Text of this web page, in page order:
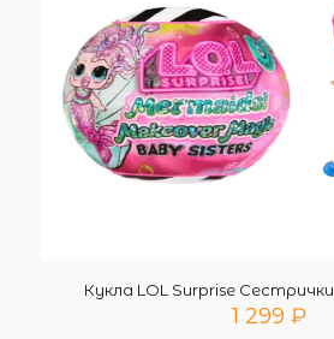
Кукла LOL Surprise
1 299 ₽